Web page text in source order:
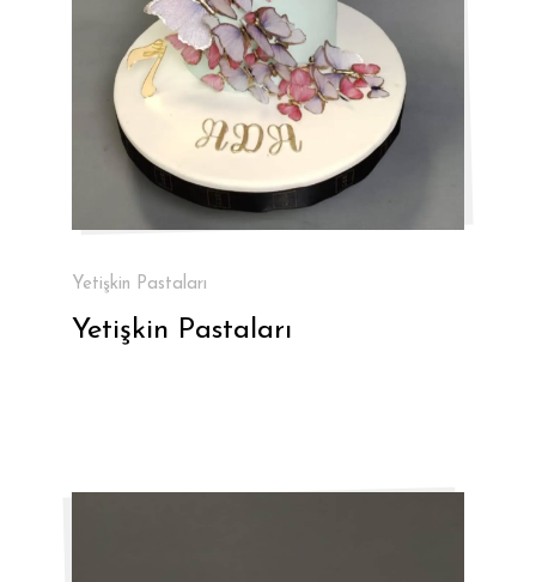
Yetişkin Pastaları
Yetişkin Pastaları